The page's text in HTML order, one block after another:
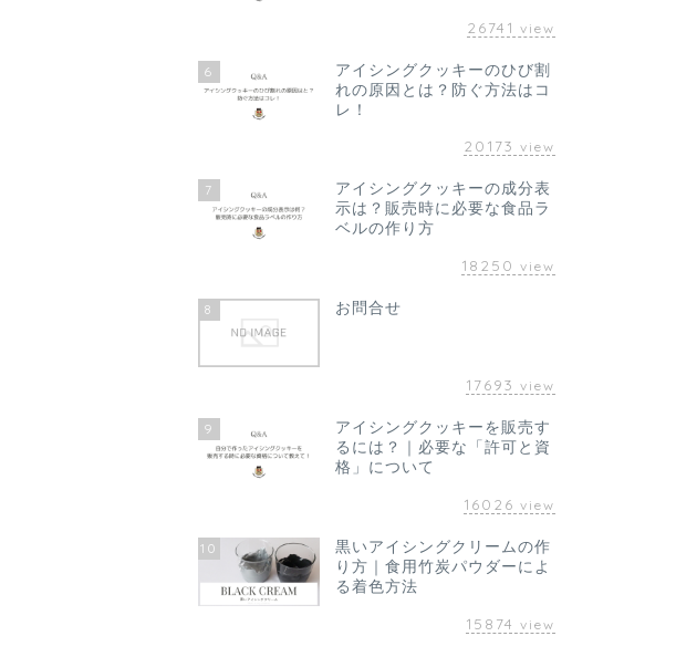
26741 view
6
アイシングクッキーのひび割
れの原因とは？防ぐ方法はコ
レ！
20173 view
7
アイシングクッキーの成分表
示は？販売時に必要な食品ラ
ベルの作り方
18250 view
8 お問合せ
17693 view
9
アイシングクッキーを販売す
るには？｜必要な「許可と資
格」について
16026 view
10
黒いアイシングクリームの作
り方｜食用竹炭パウダーによ
る着色方法
15874 view